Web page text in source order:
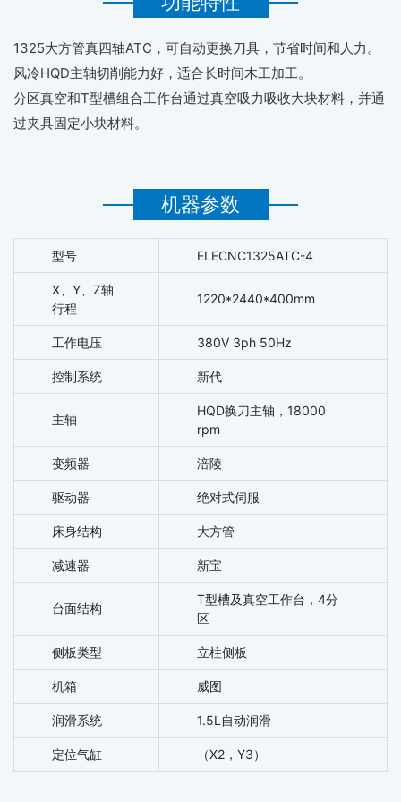
1325大方管真四轴ATC ，可自动更换刀具，节省时间和人力。
风冷HQD主轴切削能力好，适合长时间木工加工。
分区真空和T型槽组合工作台通过真空吸力吸收大块材料，并通
过夹具固定小块材料。
机器参数
型号 ELECNC1325ATC-4
X、Y、Z轴
行程
1220*2440*400mm
工作电压 380V 3ph 50Hz
控制系统 新代
主轴
HQD换刀主轴，18000
rpm
变频器 涪陵
驱动器 绝对式伺服
床身结构 大方管
减速器 新宝
台面结构
T型槽及真空工作台，4分
区
侧板类型 立柱侧板
机箱 威图
润滑系统 1.5L自动润滑
定位气缸 （X2，Y3）